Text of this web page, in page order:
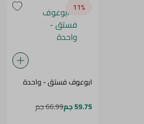
11‎%‎
ابوعوف فستق - واحدة
59.75 جم
66.99 جم